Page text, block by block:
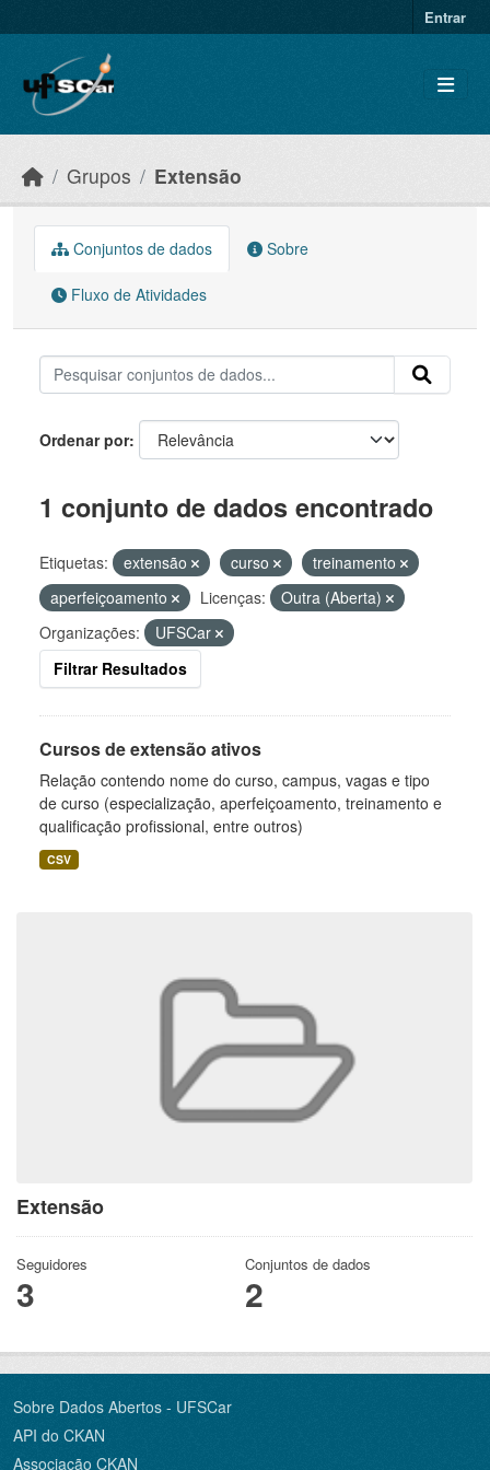
Entrar
Grupos Extensão
Extensão
Seguidores
3
Conjuntos de dados
2
Conjuntos de dados Sobre
Fluxo de Atividades
Ordenar por
1 conjunto de dados encontrado
Etiquetas: extensão curso
treinamento
aperfeiçoamento
Licenças:
Outra (Aberta)
Organizações:
UFSCar
Filtrar Resultados
Cursos de extensão ativos
Relação contendo nome do curso, campus, vagas e tipo
de curso (especialização, aperfeiçoamento, treinamento e
qualificação profissional, entre outros)
CSV
Sobre Dados Abertos - UFSCar
API do CKAN
Associação CKAN